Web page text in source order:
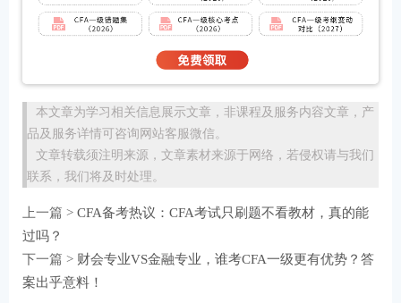
本文章为学习相关信息展示文章，非课程及服务内容文章，产
品及服务详情可咨询网站客服微信。
文章转载须注明来源，文章素材来源于网络，若侵权请与我们
联系，我们将及时处理。
上一篇 > CFA备考热议：CFA考试只刷题不看教材，真的能
过吗？​
下一篇 > 财会专业VS金融专业，谁考CFA一级更有优势？答
案出乎意料！​